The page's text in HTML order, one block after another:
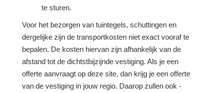
te sturen.
Voor het bezorgen van tuintegels, schuttingen en
dergelijke zijn de transportkosten niet exact vooraf te
bepalen. De kosten hiervan zijn afhankelijk van de
afstand tot de dichtstbijzijnde vestiging. Als je een
offerte aanvraagt op deze site, dan krijg je een offerte
van de vestiging in jouw regio. Daarop zullen ook -